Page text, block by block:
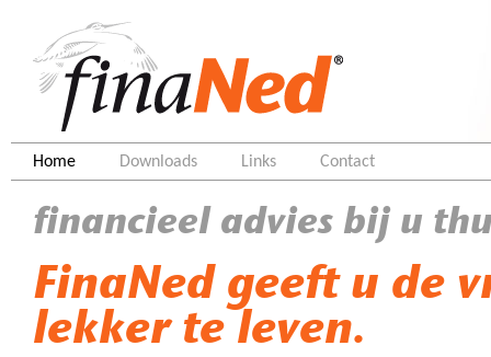
Home Downloads Links Contact
financieel advies bij u
FinaNed geeft u de
lekker te leven.